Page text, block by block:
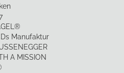
Manufaktur
A MISSION